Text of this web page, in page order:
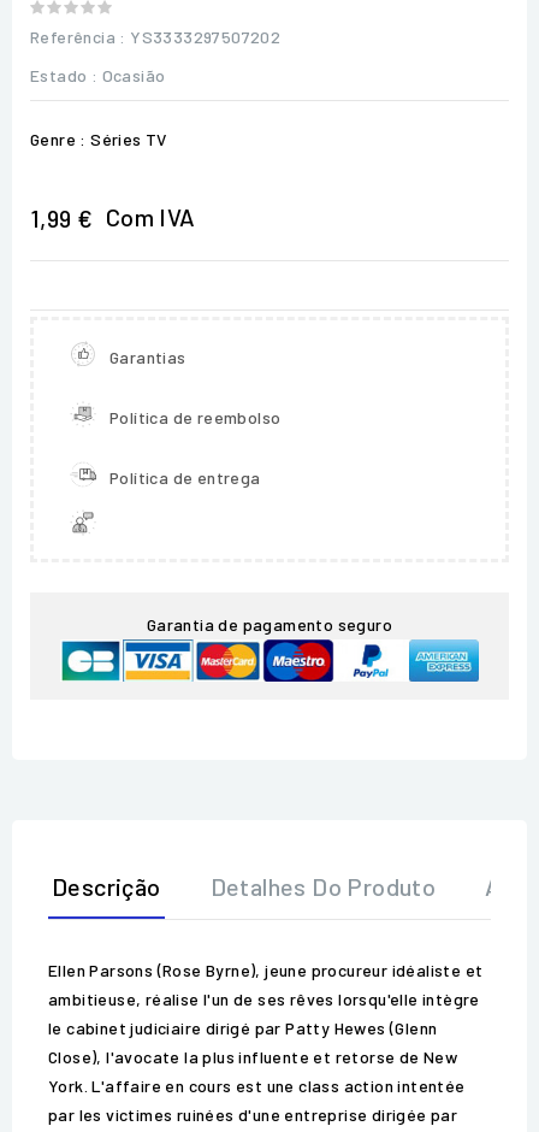
Referência : YS3333297507202
Estado : Ocasião
Genre : Séries TV
1,99 € Com IVA
Garantias
Política de reembolso
Política de entrega
Garantia de pagamento seguro
Descrição Detalhes Do Produto
Ellen Parsons (Rose Byrne), jeune procureur idéaliste et
ambitieuse, réalise l'un de ses rêves lorsqu'elle intègre
le cabinet judiciaire dirigé par Patty Hewes (Glenn
Close), l'avocate la plus influente et retorse de New
York. L'affaire en cours est une class action intentée
par les victimes ruinées d'une entreprise dirigée par